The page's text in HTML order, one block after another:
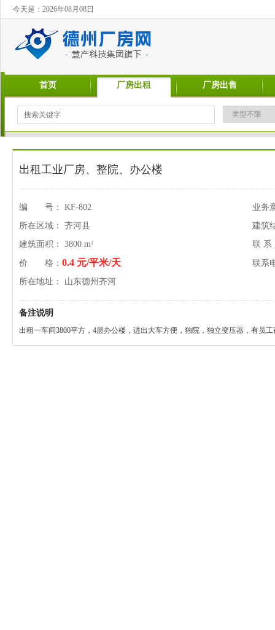
今天是：2026年08月08日
首页 厂房出租 厂房出售
出租工业厂房、整院、办公楼
编 号： KF-802
业务
所在区域： 齐河县
建筑
建筑面积： 3800 m²
联 系
价 格： 0.4 元/平米/天
联系
所在地址： 山东德州齐河
备注说明
出租一车间3800平方，4层办公楼，进出大车方便，独院，独立变压器，有员工